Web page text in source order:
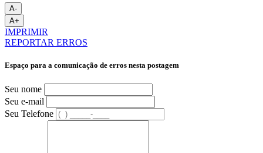
A-
A+
IMPRIMIR
REPORTAR ERROS
Espaço para a comunicação de erros nesta postagem
Seu nome
Seu e-mail
Seu Telefone